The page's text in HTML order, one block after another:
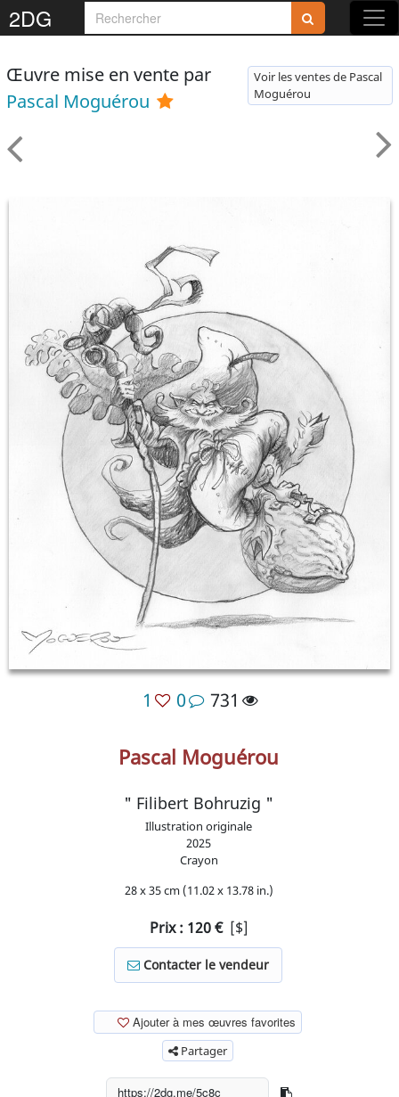
2DG
Œuvre mise en vente par
Pascal Moguérou
Voir les ventes de Pascal
Moguérou
1 0 731
Pascal Moguérou
" Filibert Bohruzig "
Illustration originale
2025
Crayon
28 x 35 cm (11.02 x 13.78 in.)
Prix : 120 [$]
Contacter le vendeur
Ajouter à mes œuvres favorites
Partager